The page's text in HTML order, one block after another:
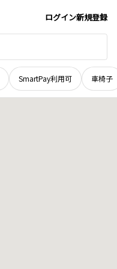
ログイン新規登録
SmartPay利用可 車椅子